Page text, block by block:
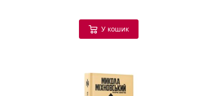
У кошик